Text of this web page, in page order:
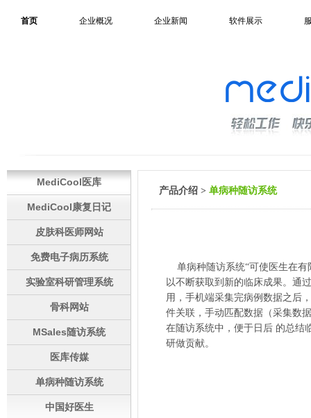
首页 企业概况 企业新闻 软件展示
MediCool医库
MediCool康复日记
皮肤科医师网站
免费电子病历系统
实验室科研管理系统
骨科网站
MSales随访系统
医库传媒
单病种随访系统
中国好医生
产品介绍 > 单病种随访系统
单病种随访系统“可使医生在有
以不断获取到新的临床成果。通
用，手机端采集完病例数据之后
件关联，手动匹配数据（采集数
在随访系统中，便于日后 的总结
研做贡献。